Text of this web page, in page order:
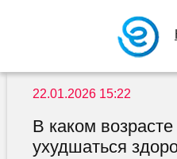
22.01.2026 15:22
В каком
ухудшаться